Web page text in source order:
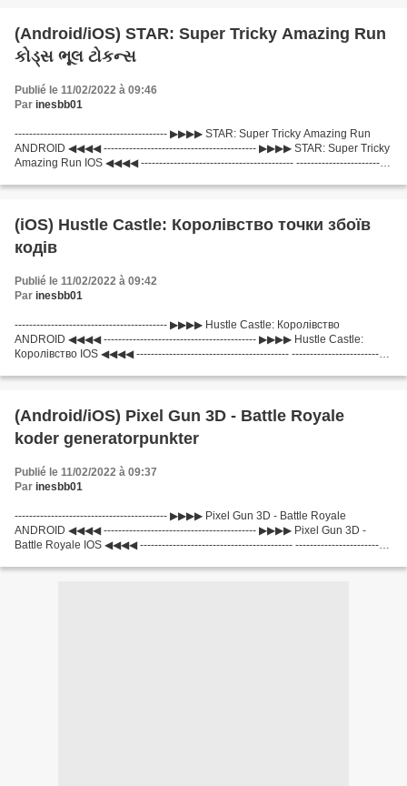
(Android/iOS) STAR: Super Tricky Amazing Run
કોડ્સ ભૂલ ટોકન્સ
Publié le 11/02/2022 à 09:46
Par inesbb01
------------------------------------------ ▶▶▶▶ STAR: Super Tricky Amazing Run
ANDROID ◀◀◀◀ ------------------------------------------ ▶▶▶▶ STAR: Super Tricky
Amazing Run IOS ◀◀◀◀ ------------------------------------------ --------------------------
(iOS) Hustle Castle: Королівство точки збоїв
кодів
Publié le 11/02/2022 à 09:42
Par inesbb01
------------------------------------------ ▶▶▶▶ Hustle Castle: Королівство
ANDROID ◀◀◀◀ ------------------------------------------ ▶▶▶▶ Hustle Castle:
Королівство IOS ◀◀◀◀ ------------------------------------------ ---------------------------
(Android/iOS) Pixel Gun 3D - Battle Royale
koder generatorpunkter
Publié le 11/02/2022 à 09:37
Par inesbb01
------------------------------------------ ▶▶▶▶ Pixel Gun 3D - Battle Royale
ANDROID ◀◀◀◀ ------------------------------------------ ▶▶▶▶ Pixel Gun 3D -
Battle Royale IOS ◀◀◀◀ ------------------------------------------ --------------------------